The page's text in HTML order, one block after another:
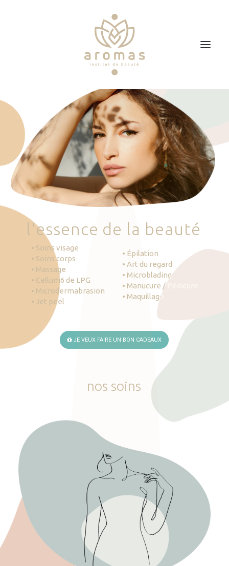
Soins
Je veux faire un bon cadeau
Plan d’accès
Prendre RDV
'essence de la beauté
• Soins visage
• Soins corps
• Massage
• Cellum6 de LPG
• Microdermabrasion
• Jet peel
• Épilation
• Art du regard
• Microblading
• Manucure / Pédicure
• Maquillage
JE VEUX FAIRE UN BON CADEAUX
nos soins